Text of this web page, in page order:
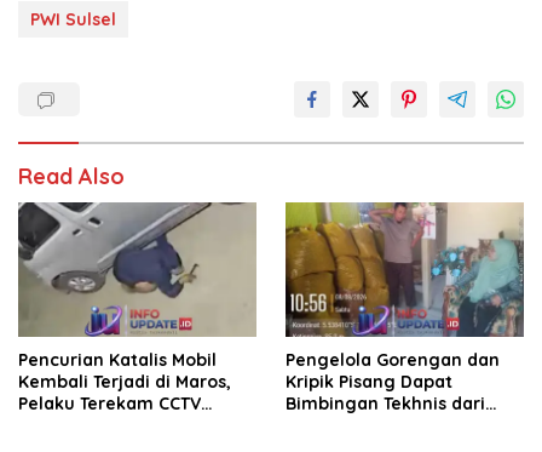
PWI Sulsel
Read Also
Pencurian Katalis Mobil
Kembali Terjadi di Maros,
Pelaku Terekam CCTV
Pengelola Gorengan dan
Kripik Pisang Dapat
Bimbingan Tekhnis dari